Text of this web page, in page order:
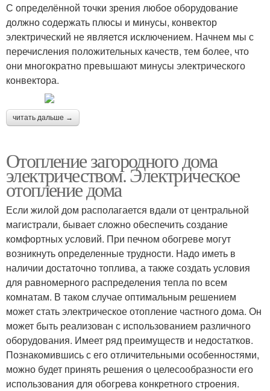
С определённой точки зрения любое оборудование
должно содержать плюсы и минусы, конвектор
электрический не является исключением. Начнем мы с
перечисления положительных качеств, тем более, что
они многократно превышают минусы электрического
конвектора.
читать дальше →
Отопление загородного дома
электричеством. Электрическое
отопление дома
Если жилой дом располагается вдали от центральной
магистрали, бывает сложно обеспечить создание
комфортных условий. При печном обогреве могут
возникнуть определенные трудности. Надо иметь в
наличии достаточно топлива, а также создать условия
для равномерного распределения тепла по всем
комнатам. В таком случае оптимальным решением
может стать электрическое отопление частного дома. Он
может быть реализован с использованием различного
оборудования. Имеет ряд преимуществ и недостатков.
Познакомившись с его отличительными особенностями,
можно будет принять решения о целесообразности его
использования для обогрева конкретного строения.